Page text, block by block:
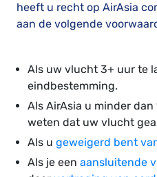
heeft u recht op AirAsia
aan de volgende
Als uw vlucht 3+ uur te
eindbestemming.
Als AirAsia u minder
weten dat uw vlucht
Als u geweigerd bent
Als je een aansluitende